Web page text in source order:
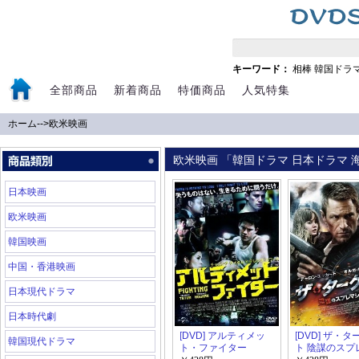
キーワード： 相棒 韓国ドラ
全部商品 新着商品 特価商品 人気特集
ホーム-->欧米映画
日本映画
欧米映画
韓国映画
中国・香港映画
日本現代ドラマ
日本時代劇
韓国現代ドラマ
欧米映画 「韓国ドラマ 日本ドラマ
[DVD] アルティメッ
ト・ファイター
[DVD] ザ・タ
ト 陰謀のスプ